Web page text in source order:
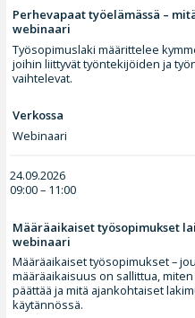
Perhevapaat työelämässä –
webinaari
Työsopimuslaki määrittelee
joihin liittyvät työntekijöiden ja
vaihtelevat.
Verkossa
Webinaari
24.09.2026
09:00 – 11:00
Määräaikaiset työsopimukset
webinaari
Määräaikaiset työsopimukset –
määräaikaisuus on sallittua,
päättää ja mitä ajankohtaiset
käytännössä.